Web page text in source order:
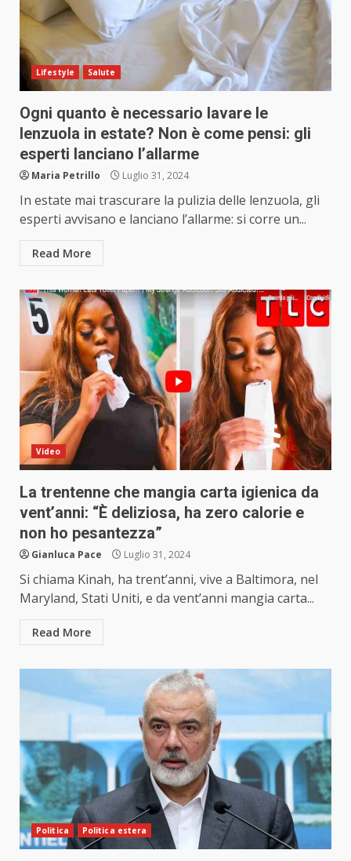
Lifestyle Salute
Ogni quanto è necessario lavare le
lenzuola in estate? Non è come pensi: gli
esperti lanciano l’allarme
Maria Petrillo Luglio 31, 2024
In estate mai trascurare la pulizia delle lenzuola, gli
esperti avvisano e lanciano l’allarme: si corre un...
Read More
Video
La trentenne che mangia carta igienica da
vent’anni: “È deliziosa, ha zero calorie e
non ho pesantezza”
Gianluca Pace Luglio 31, 2024
Si chiama Kinah, ha trent’anni, vive a Baltimora, nel
Maryland, Stati Uniti, e da vent’anni mangia carta...
Read More
Politica Politica estera